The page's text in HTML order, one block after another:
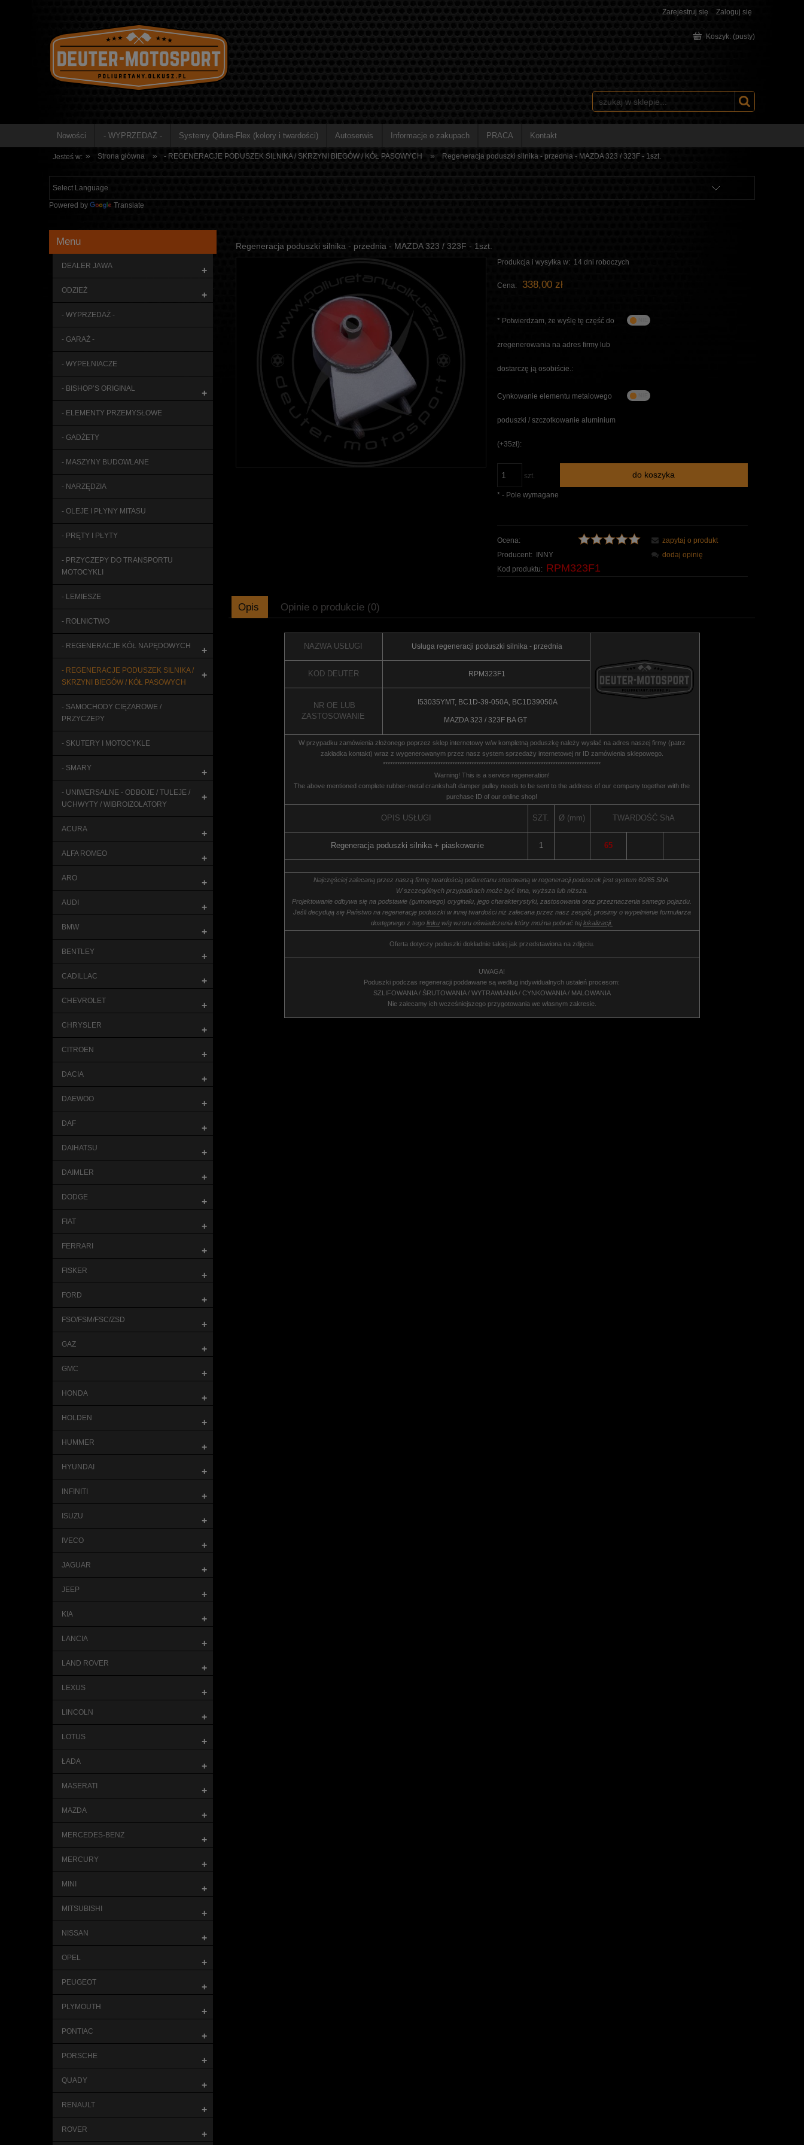
Zarejestruj się Zaloguj się
Koszyk: (pusty)
Nowości - WYPRZEDAŻ - Systemy Qdure-Flex (kolory i twardości) Autoserwis Informacje o zakupach PRACA Kontakt
Jesteś w: » Strona główna » - REGENERACJE PODUSZEK SILNIKA / SKRZYNI BIEGÓW / KÓŁ PASOWYCH » Regeneracja poduszki silnika - przednia - MAZDA 323 / 323F - 1szt.
Powered by Translate
Menu
DEALER JAWA +
ODZIEŻ +
- WYPRZEDAŻ -
- GARAŻ -
- WYPEŁNIACZE
- BISHOP’S ORIGINAL +
- ELEMENTY PRZEMYSŁOWE
- GADŻETY
- MASZYNY BUDOWLANE
- NARZĘDZIA
- OLEJE I PŁYNY MITASU
- PRĘTY I PŁYTY
- PRZYCZEPY DO TRANSPORTU
MOTOCYKLI
- LEMIESZE
- ROLNICTWO
- REGENERACJE KÓŁ NAPĘDOWYCH +
- REGENERACJE PODUSZEK SILNIKA /
SKRZYNI BIEGÓW / KÓŁ PASOWYCH
+
- SAMOCHODY CIĘŻAROWE /
PRZYCZEPY
- SKUTERY I MOTOCYKLE
- SMARY +
- UNIWERSALNE - ODBOJE / TULEJE /
UCHWYTY / WIBROIZOLATORY
+
ACURA +
ALFA ROMEO +
ARO +
AUDI +
BMW +
BENTLEY +
CADILLAC +
CHEVROLET +
CHRYSLER +
CITROEN +
DACIA +
DAEWOO +
DAF +
DAIHATSU +
DAIMLER +
DODGE +
FIAT +
FERRARI +
FISKER +
FORD +
FSO/FSM/FSC/ZSD +
GAZ +
GMC +
HONDA +
HOLDEN +
HUMMER +
HYUNDAI +
INFINITI +
ISUZU +
IVECO +
JAGUAR +
JEEP +
KIA +
LANCIA +
LAND ROVER +
LEXUS +
LINCOLN +
LOTUS +
ŁADA +
MASERATI +
MAZDA +
MERCEDES-BENZ +
MERCURY +
MINI +
MITSUBISHI +
NISSAN +
OPEL +
PEUGEOT +
PLYMOUTH +
PONTIAC +
PORSCHE +
QUADY +
RENAULT +
ROVER +
Regeneracja poduszki silnika - przednia - MAZDA 323 / 323F - 1szt.
Produkcja i wysyłka w: 14 dni roboczych
Cena: 338,00 zł
* Potwierdzam, że wyślę tę część do
zregenerowania na adres firmy lub
dostarczę ją osobiście.:
Cynkowanie elementu metalowego
poduszki / szczotkowanie aluminium
(+35zł):
szt. do koszyka
* - Pole wymagane
Ocena:
Producent:
INNY
Kod produktu: RPM323F1
zapytaj o produkt
dodaj opinię
Opis Opinie o produkcie (0)
NAZWA USŁUGI Usługa regeneracji poduszki silnika - przednia
KOD DEUTER RPM323F1
NR OE LUB
ZASTOSOWANIE
I53035YMT, BC1D-39-050A, BC1D39050A
MAZDA 323 / 323F BA GT
W przypadku zamówienia złożonego poprzez sklep internetowy w/w kompletną poduszkę należy wysłać na adres naszej firmy (patrz
zakładka kontakt) wraz z wygenerowanym przez nasz system sprzedaży internetowej nr ID zamówienia sklepowego.
*******************************************************************************************
Warning! This is a service regeneration!
The above mentioned complete rubber-metal crankshaft damper pulley needs to be sent to the address of our company together with the
purchase ID of our online shop!
OPIS USŁUGI SZT. Ø (mm) TWARDOŚĆ ShA
Regeneracja poduszki silnika + piaskowanie 1 65
Najczęściej zalecaną przez naszą firmę twardością poliuretanu stosowaną w regeneracji poduszek jest system 60/65 ShA.
W szczególnych przypadkach może być inna, wyższa lub niższa.
Projektowanie odbywa się na podstawie (gumowego) oryginału, jego charakterystyki, zastosowania oraz przeznaczenia samego pojazdu.
Jeśli decydują się Państwo na regenerację poduszki w innej twardości niż zalecana przez nasz zespół, prosimy o wypełnienie formularza
dostępnego z tego linku w/g wzoru oświadczenia który można pobrać tejlokalizacji.
Oferta dotyczy poduszki dokładnie takiej jak przedstawiona na zdjęciu.
UWAGA!
Poduszki podczas regeneracji poddawane są według indywidualnych ustaleń procesom:
SZLIFOWANIA / ŚRUTOWANIA / WYTRAWIANIA / CYNKOWANIA / MALOWANIA
Nie zalecamy ich wcześniejszego przygotowania we własnym zakresie.